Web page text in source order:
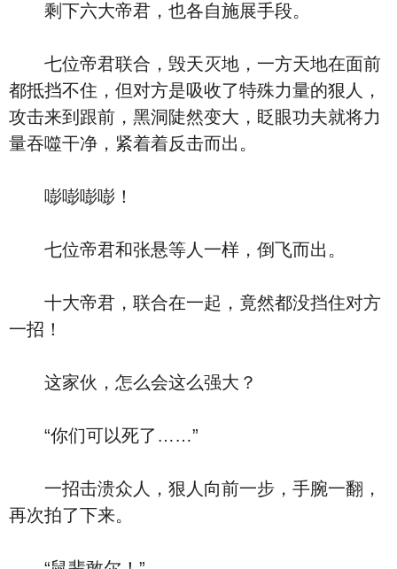
剩下六大帝君，也各自施展手段。
七位帝君联合，毁天灭地，一方天地在面前
都抵挡不住，但对方是吸收了特殊力量的狠人，
攻击来到跟前，黑洞陡然变大，眨眼功夫就将力
量吞噬干净，紧着着反击而出。
嘭嘭嘭嘭！
七位帝君和张悬等人一样，倒飞而出。
十大帝君，联合在一起，竟然都没挡住对方
一招！
这家伙，怎么会这么强大？
“你们可以死了……”
一招击溃众人，狠人向前一步，手腕一翻，
再次拍了下来。